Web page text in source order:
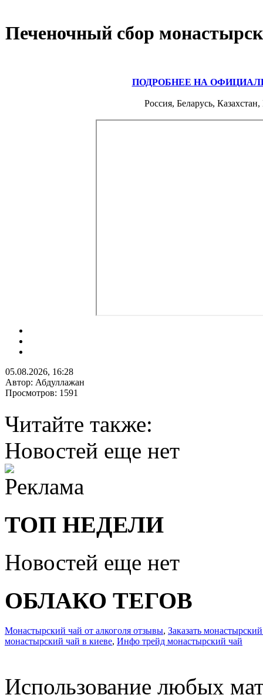
Печеночный сбор
ПОДРОБНЕЕ НА
Россия, Беларусь,
05.08.2026, 16:28
Автор: Абдуллажан
Просмотров: 1591
Читайте также:
Новостей еще нет
ТОП НЕДЕЛИ
Новостей еще нет
ОБЛАКО ТЕГОВ
Монастырский чай от алкоголя отзывы, Заказать
монастырский чай в киеве, Инфо трейд монастырский чай
Использование любых